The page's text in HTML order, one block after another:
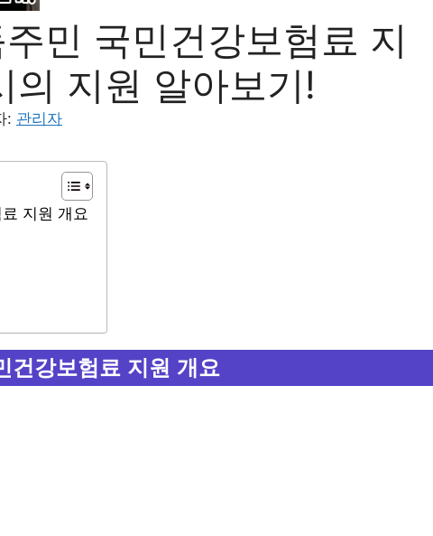
민 국민건강보험료 지
의 지원 알아보기!
: 관리자
지원 개요
건강보험료 지원 개요